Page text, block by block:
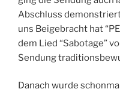
Abschluss
uns Beigebracht hat
dem Lied “Sabotage”
Sendung
Danach wurde